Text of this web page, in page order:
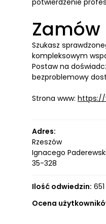
potwierdzenie
Zamów
Szukasz
kompleksowym
Postaw na
bezproblemowy
Strona www: https://
Adres:
Rzeszów
Ignacego
35-328
Ilość odwiedzin: 651
Ocena